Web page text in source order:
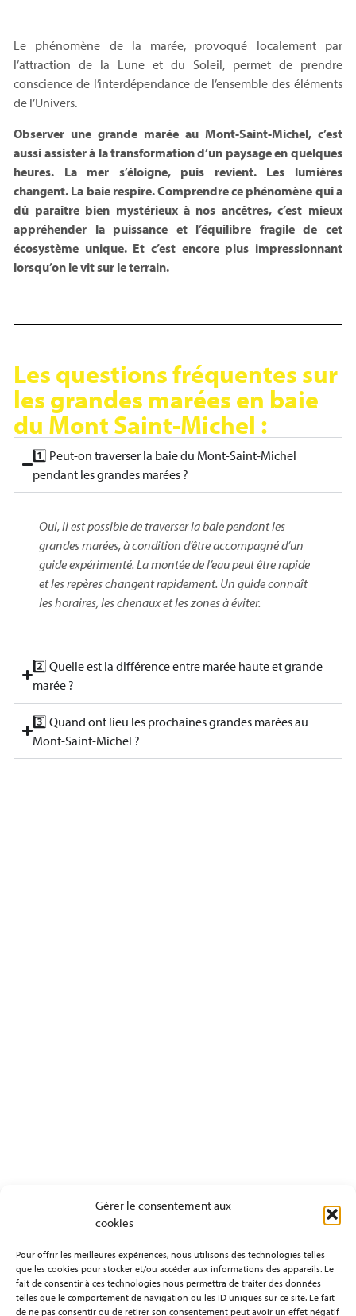
Gérer le consentement aux
cookies
Pour offrir les meilleures expériences, nous utilisons des technologies telles
que les cookies pour stocker et/ou accéder aux informations des appareils. Le
fait de consentir à ces technologies nous permettra de traiter des données
telles que le comportement de navigation ou les ID uniques sur ce site. Le fait
de ne pas consentir ou de retirer son consentement peut avoir un effet négatif
Le phénomène de la marée, provoqué localement par
l’attraction de la Lune et du Soleil, permet de prendre
conscience de l’interdépendance de l’ensemble des éléments
de l’Univers.
Observer une grande marée au Mont-Saint-Michel, c’est
aussi assister à la transformation d’un paysage en quelques
heures. La mer s’éloigne, puis revient. Les lumières
changent. La baie respire. Comprendre ce phénomène qui a
dû paraître bien mystérieux à nos ancêtres, c’est mieux
appréhender la puissance et l’équilibre fragile de cet
écosystème unique. Et c’est encore plus impressionnant
lorsqu’on le vit sur le terrain.
Les questions fréquentes sur
les grandes marées en baie
du Mont Saint-Michel :
1️⃣ Peut-on traverser la baie du Mont-Saint-Michel
pendant les grandes marées ?
Oui, il est possible de traverser la baie pendant les
grandes marées, à condition d’être accompagné d’un
guide expérimenté. La montée de l’eau peut être rapide
et les repères changent rapidement. Un guide connaît
les horaires, les chenaux et les zones à éviter.
2️⃣ Quelle est la différence entre marée haute et grande
marée ?
3️⃣ Quand ont lieu les prochaines grandes marées au
Mont-Saint-Michel ?